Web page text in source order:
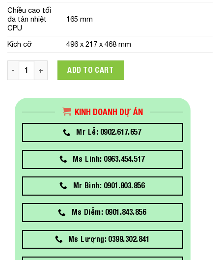
Chiều cao tối
đa tản nhiệt
CPU
165 mm
Kích cỡ 496 x 217 x 468 mm
Vỏ case Cooler Master MB520 TG RED TRIM quantity
ADD TO CART
KINH DOANH DỰ ÁN
Mr Lễ: 0902.617.657
Ms Linh: 0963.454.517
Mr Bình: 0901.803.856
Ms Diễm: 0901.843.856
Ms Lượng: 0399.302.841